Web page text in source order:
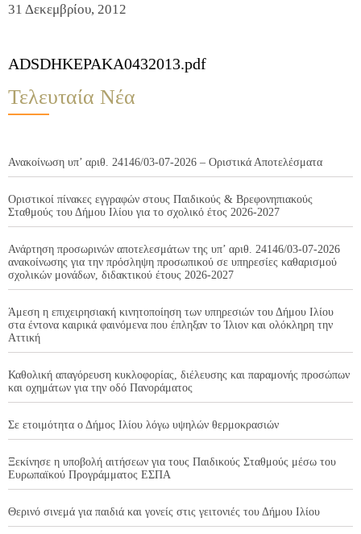
31 Δεκεμβρίου, 2012
ADSDHKEPAKA0432013.pdf
Τελευταία Νέα
Ανακοίνωση υπ’ αριθ. 24146/03-07-2026 – Οριστικά Αποτελέσματα
Οριστικοί πίνακες εγγραφών στους Παιδικούς & Βρεφονηπιακούς
Σταθμούς του Δήμου Ιλίου για το σχολικό έτος 2026-2027
Ανάρτηση προσωρινών αποτελεσμάτων της υπ’ αριθ. 24146/03-07-2026
ανακοίνωσης για την πρόσληψη προσωπικού σε υπηρεσίες καθαρισμού
σχολικών μονάδων, διδακτικού έτους 2026-2027
Άμεση η επιχειρησιακή κινητοποίηση των υπηρεσιών του Δήμου Ιλίου
στα έντονα καιρικά φαινόμενα που έπληξαν το Ίλιον και ολόκληρη την
Αττική
Καθολική απαγόρευση κυκλοφορίας, διέλευσης και παραμονής προσώπων
και οχημάτων για την οδό Πανοράματος
Σε ετοιμότητα ο Δήμος Ιλίου λόγω υψηλών θερμοκρασιών
Ξεκίνησε η υποβολή αιτήσεων για τους Παιδικούς Σταθμούς μέσω του
Ευρωπαϊκού Προγράμματος ΕΣΠΑ
Θερινό σινεμά για παιδιά και γονείς στις γειτονιές του Δήμου Ιλίου